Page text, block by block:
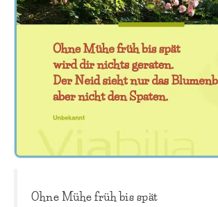
Ohne Mühe früh bis spät